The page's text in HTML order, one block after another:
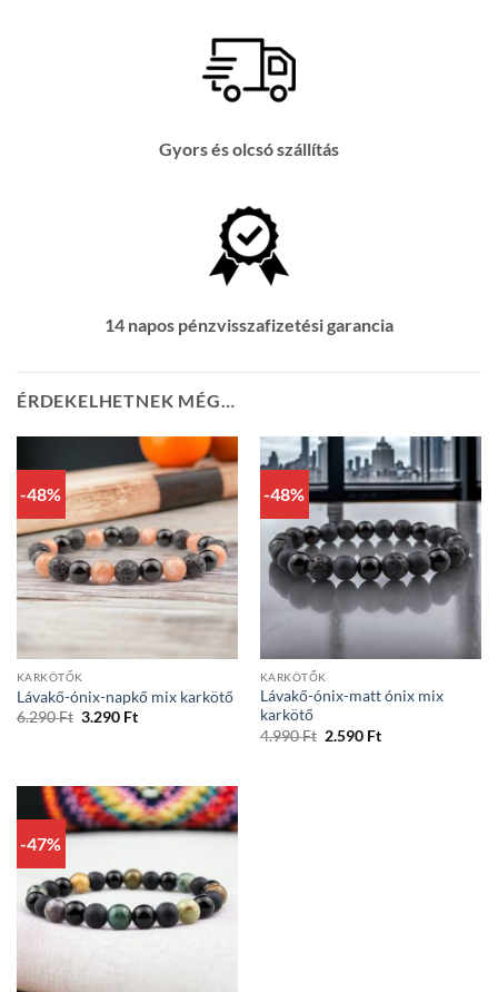
Gyors és olcsó szállítás
14 napos pénzvisszafizetési garancia
ÉRDEKELHETNEK MÉG…
-48%
KARKÖTŐK
Lávakő-ónix-napkő mix karkötő
6.290Ft Original
3.290 FtCurrent
-48%
KARKÖTŐK
Lávakő-ónix-matt ónix mix
karkötő
4.990Ft Original
2.590 FtCurrent
-47%